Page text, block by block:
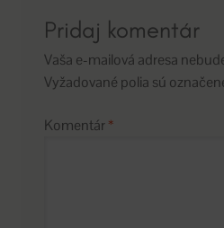
Pridaj komentár
Vaša e-mailová adresa
Vyžadované polia sú
Komentár*